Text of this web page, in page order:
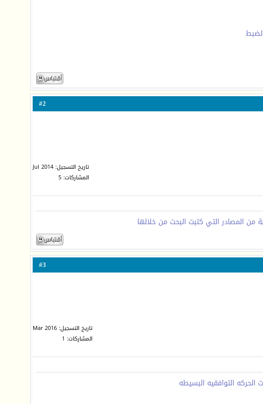
2
تاريخ التسجيل: Jul 2014
المشاركات: 5
المصادر التي كتبت البحث من خلالها
3
تاريخ التسجيل: Mar 2016
المشاركات: 1
التوافقيه البسيطه